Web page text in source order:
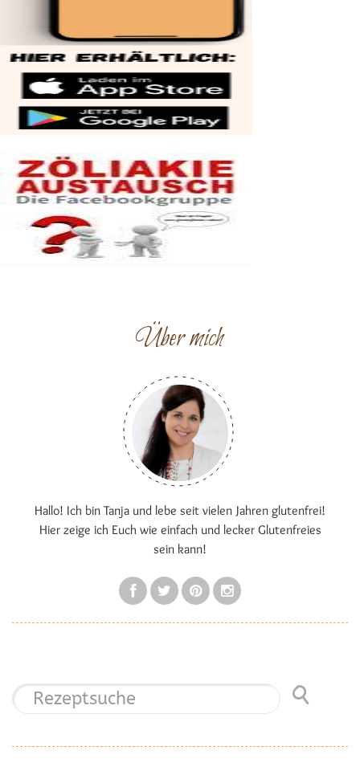
Über mich
Hallo! Ich bin Tanja und lebe seit vielen Jahren glutenfrei!
Hier zeige ich Euch wie einfach und lecker Glutenfreies
sein kann!